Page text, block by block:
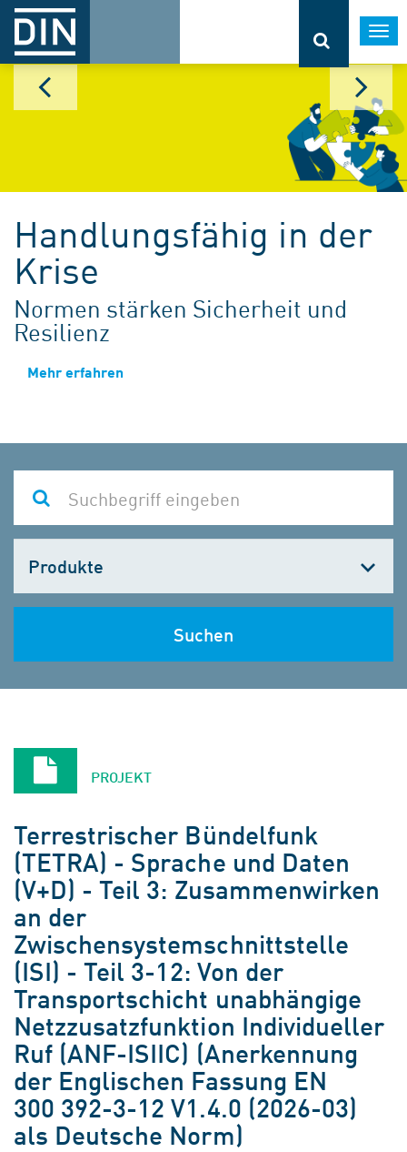
Handlungsfähig in der
Krise
Normen stärken Sicherheit und
Resilienz
Mehr erfahren
wählen
Suchen
PROJEKT
Terrestrischer Bündelfunk
(TETRA) - Sprache und Daten
(V+D) - Teil 3: Zusammenwirken
an der
Zwischensystemschnittstelle
(ISI) - Teil 3-12: Von der
Transportschicht unabhängige
Netzzusatzfunktion Individueller
Ruf (ANF-ISIIC) (Anerkennung
der Englischen Fassung EN
300 392-3-12 V1.4.0 (2026-03)
als Deutsche Norm)